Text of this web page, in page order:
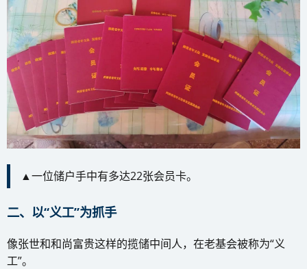
▲一位储户手中有多达22张会员卡。
二、以“义工”为抓手
像张世和和尚富贵这样的揽储中间人，在老基会被称为“义
工”。